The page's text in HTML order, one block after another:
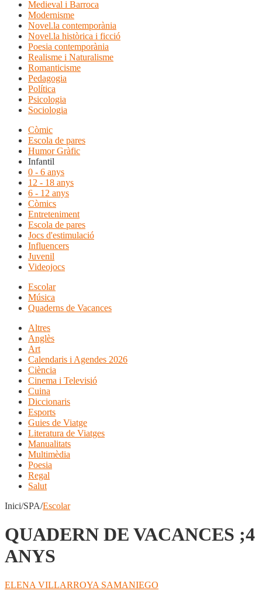
Medieval i Barroca
Modernisme
Novel.la contemporània
Novel.la històrica i ficció
Poesia contemporània
Realisme i Naturalisme
Romanticisme
Pedagogia
Política
Psicologia
Sociologia
Còmic
Escola de pares
Humor Gràfic
Infantil
0 - 6 anys
12 - 18 anys
6 - 12 anys
Còmics
Entreteniment
Escola de pares
Jocs d'estimulació
Influencers
Juvenil
Videojocs
Escolar
Música
Quaderns de Vacances
Altres
Anglès
Art
Calendaris i Agendes 2026
Ciència
Cinema i Televisió
Cuina
Diccionaris
Esports
Guies de Viatge
Literatura de Viatges
Manualitats
Multimèdia
Poesia
Regal
Salut
Inici/SPA/Escolar
QUADERN DE VACANCES ;4
ANYS
ELENA VILLARROYA SAMANIEGO